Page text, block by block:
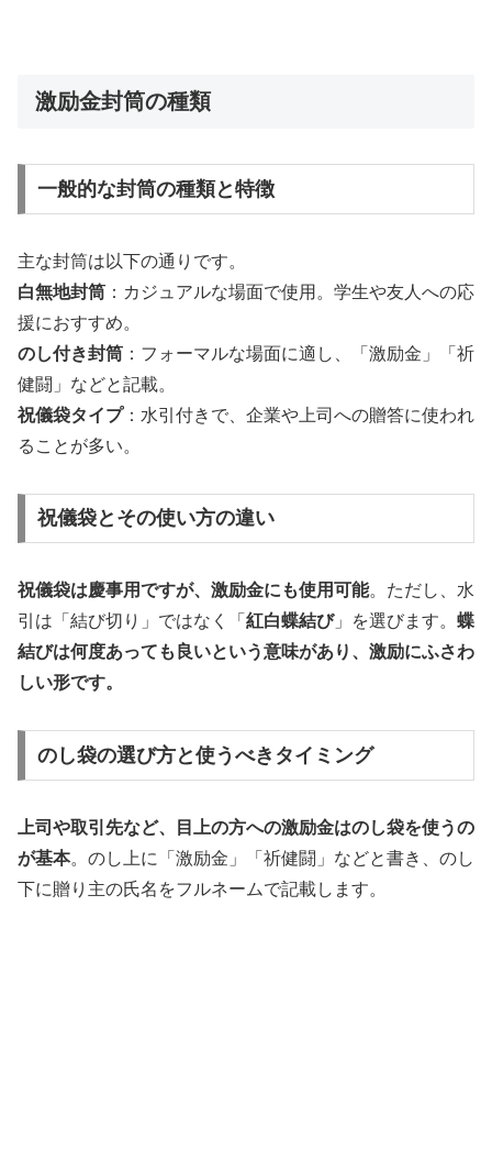
激励金封筒の種類
一般的な封筒の種類と特徴
主な封筒は以下の通りです。
白無地封筒 ：カジュアルな場面で使用。学生や友人への応
援におすすめ。
のし付き封筒 ：フォーマルな場面に適し、「激励金」「祈
健闘」などと記載。
祝儀袋タイプ：水引付きで、企業や上司への贈答に使われ
ることが多い。
祝儀袋とその使い方の違い
祝儀袋は慶事用ですが、激励金にも使用可能。ただし、水
引は「結び切り」ではなく「 紅白蝶結び」を選びます。 蝶
結びは何度あっても良いという意味があり、激励にふさわ
しい形です。
のし袋の選び方と使うべきタイミング
上司や取引先など、目上の方への激励金はのし袋を使うの
が基本。のし上に「激励金」「祈健闘」などと書き、のし
下に贈り主の氏名をフルネームで記載します。